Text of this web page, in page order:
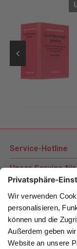
Service-Hotline
Unser Service für
Zahlungsarten